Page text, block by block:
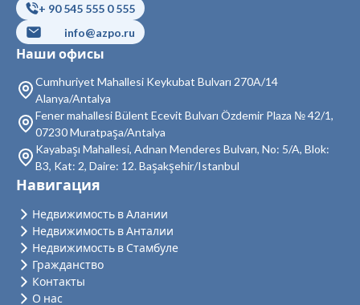
Недвижимость в Бейоглу
Недвижимость в Байрампаша
Недвижимость в Бешикташ
Недвижимость в Сарыер
Недвижимость в Султангази
Недвижимость в Силиври
Недвижимость в Зейтинбурну
Недвижимость в Адаляр
Недвижимость в Аташехир
+ 90 545 555 0 555
info@azpo.ru
Наши офисы
Cumhuriyet Mahallesi Keykubat Bulvarı 270A/14
Alanya/Antalya
Fener mahallesi Bülent Ecevit Bulvarı Özdemir Plaza № 42/1,
07230 Muratpaşa/Antalya
Kayabaşı Mahallesi, Adnan Menderes Bulvarı, No: 5/A, Blok:
B3, Kat: 2, Daire: 12. Başakşehir/Istanbul
Навигация
Недвижимость в Алании
Недвижимость в Анталии
Недвижимость в Стамбуле
Гражданство
Контакты
О нас